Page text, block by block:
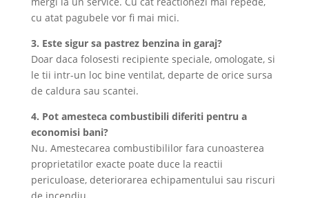
cu atat pagubele vor fi mai mici.
3. Este sigur sa pastrez benzina in garaj?
Doar daca folosesti recipiente speciale, omologate, si
le tii intr-un loc bine ventilat, departe de orice sursa
de caldura sau scantei.
4. Pot amesteca combustibili diferiti pentru a
economisi bani?
Nu. Amestecarea combustibililor fara cunoasterea
proprietatilor exacte poate duce la reactii
periculoase, deteriorarea echipamentului sau riscuri